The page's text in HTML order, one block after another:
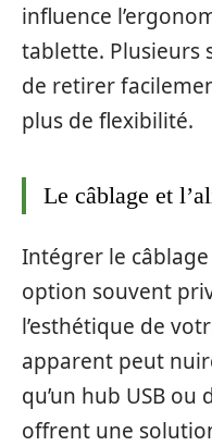
influence
tablette. Plusieurs
de retirer
plus de flexibilité.
Le câblage et
Intégrer le
option souvent
l’esthétique de
apparent peut
qu’un hub USB ou
offrent une